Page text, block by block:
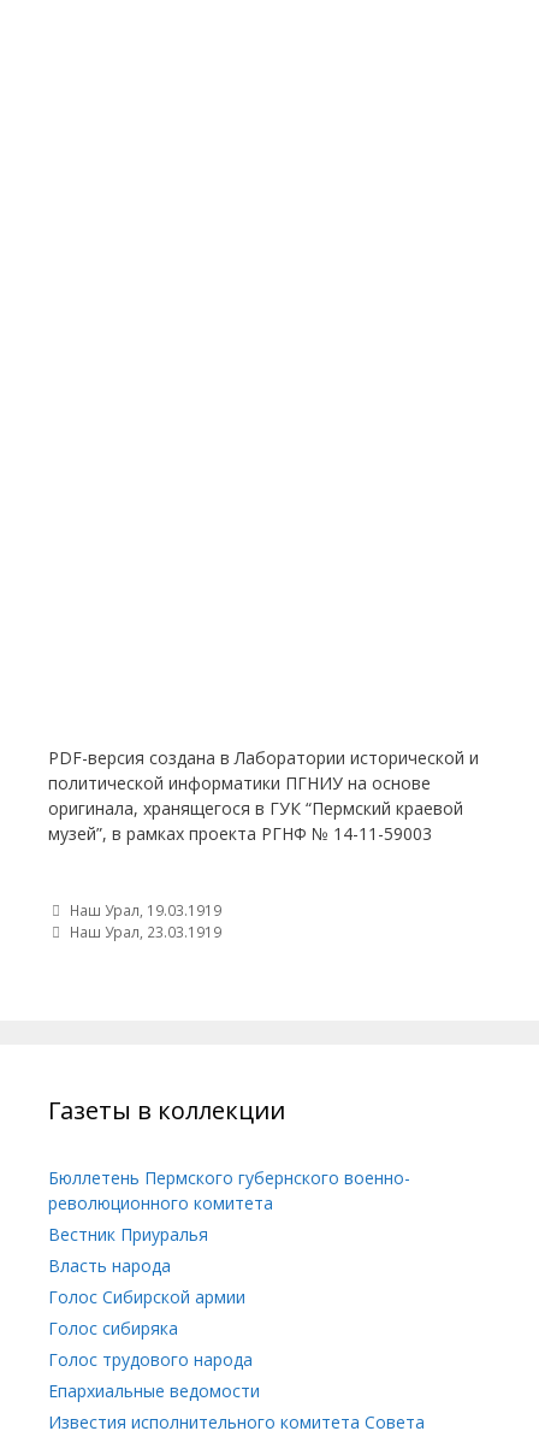
PDF-версия создана в Лаборатории исторической и
политической информатики ПГНИУ на основе
оригинала, хранящегося в ГУК “Пермский краевой
музей”, в рамках проекта РГНФ № 14-11-59003
Post navigation
Наш Урал, 19.03.1919
Наш Урал, 23.03.1919
Газеты в коллекции
Бюллетень Пермского губернского военно-
революционного комитета
Вестник Приуралья
Власть народа
Голос Сибирской армии
Голос сибиряка
Голос трудового народа
Епархиальные ведомости
Известия исполнительного комитета Совета